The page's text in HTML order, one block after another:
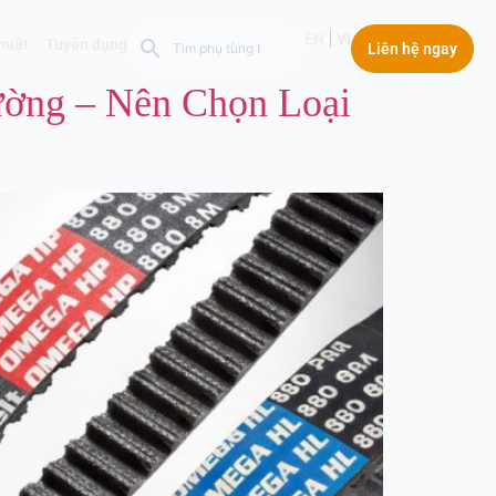
Liên hệ ngay
– Nên Chọn Loại